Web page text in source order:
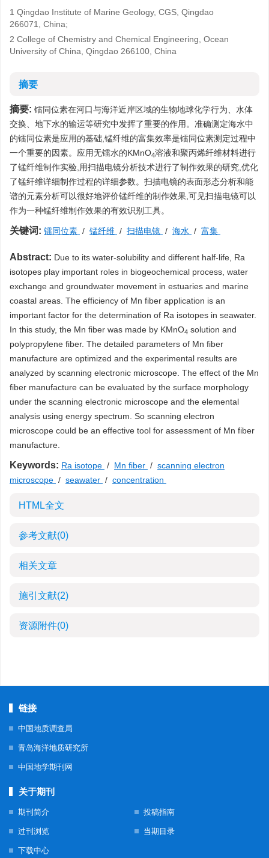
1 Qingdao Institute of Marine Geology, CGS, Qingdao
266071, China;
2 College of Chemistry and Chemical Engineering, Ocean
University of China, Qingdao 266100, China
摘要
摘要: 镭同位素在河口与海洋近岸区域的生物地球化学行为、水体
交换、地下水的输运等研究中发挥了重要的作用。准确测定海水中
的镭同位素是应用的基础,锰纤维的富集效率是镭同位素测定过程中
一个重要的因素。应用无镭水的KMnO4溶液和聚丙烯纤维材料进行
了锰纤维制作实验,用扫描电镜分析技术进行了制作效果的研究,优化
了锰纤维详细制作过程的详细参数。扫描电镜的表面形态分析和能
谱的元素分析可以很好地评价锰纤维的制作效果,可见扫描电镜可以
作为一种锰纤维制作效果的有效识别工具。
关键词: 镭同位素 / 锰纤维 / 扫描电镜 / 海水 / 富集
Abstract: Due to its water-solubility and different half-life, Ra
isotopes play important roles in biogeochemical process, water
exchange and groundwater movement in estuaries and marine
coastal areas. The efficiency of Mn fiber application is an
important factor for the determination of Ra isotopes in seawater.
In this study, the Mn fiber was made by KMnO4 solution and
polypropylene fiber. The detailed parameters of Mn fiber
manufacture are optimized and the experimental results are
analyzed by scanning electronic microscope. The effect of the Mn
fiber manufacture can be evaluated by the surface morphology
under the scanning electronic microscope and the elemental
analysis using energy spectrum. So scanning electron
microscope could be an effective tool for assessment of Mn fiber
manufacture.
Keywords: Ra isotope / Mn fiber / scanning electron
microscope / seawater / concentration
HTML全文
参考文献(0)
相关文章
施引文献(2)
资源附件(0)
链接
中国地质调查局
青岛海洋地质研究所
中国地学期刊网
关于期刊
期刊简介 投稿指南
过刊浏览 当期目录
下载中心